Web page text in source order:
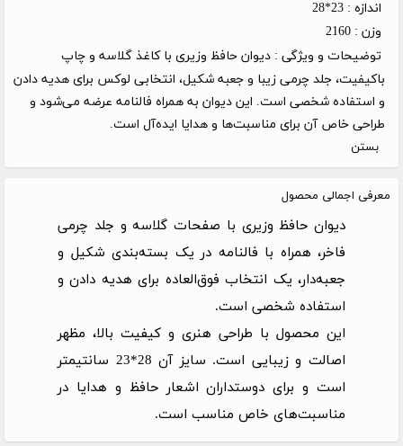
اندازه : 23*28
وزن : 2160
توضیحات و ویژگی : دیوان حافظ وزیری با کاغذ گلاسه و چاپ
باکیفیت، جلد چرمی زیبا و جعبه شکیل، انتخابی لوکس برای هدیه دادن
و استفاده شخصی است. این دیوان به همراه فالنامه عرضه می‌شود و
طراحی خاص آن برای مناسبت‌ها و هدایا ایده‌آل است.
بستن
معرفی اجمالی محصول
دیوان حافظ وزیری با صفحات گلاسه و جلد چرمی
فاخر، همراه با فالنامه در یک بسته‌بندی شکیل و
جعبه‌دار، یک انتخاب فوق‌العاده برای هدیه دادن و
استفاده شخصی است.
این محصول با طراحی هنری و کیفیت بالا، مظهر
اصالت و زیبایی است. سایز آن 28*23 سانتیمتر
است و برای دوستداران اشعار حافظ و هدایا در
مناسبت‌های خاص مناسب است.